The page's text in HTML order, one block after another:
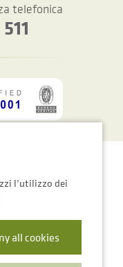
telefonica
l’utilizzo dei
all cookies